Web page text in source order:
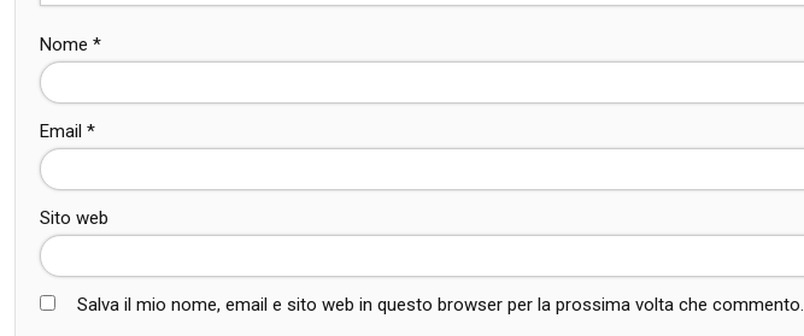
Nome *
Email *
Sito web
Salva il mio nome, email e sito web in questo browser per la prossima volta che commento.